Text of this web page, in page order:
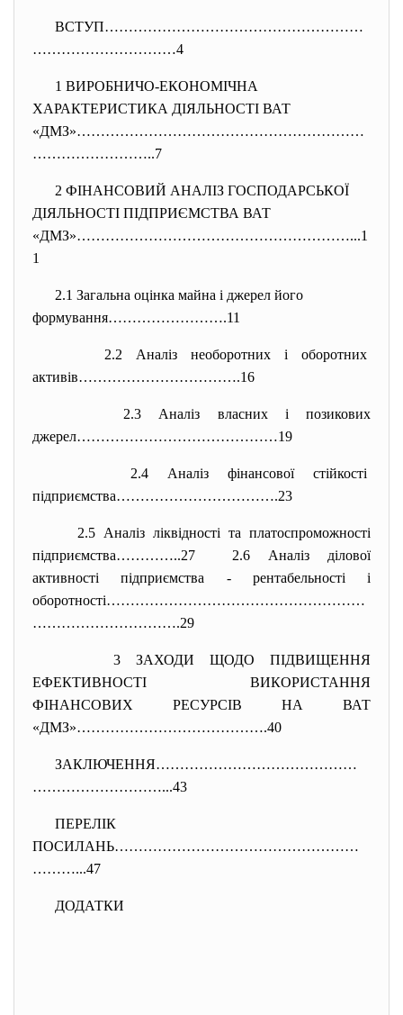
ВСТУП………………………………………………
…………………………4
1 ВИРОБНИЧО-ЕКОНОМІЧНА
ХАРАКТЕРИСТИКА ДІЯЛЬНОСТІ ВАТ
«ДМЗ»……………………………………………………
……………………..7
2 ФІНАНСОВИЙ АНАЛІЗ ГОСПОДАРСЬКОЇ
ДІЯЛЬНОСТІ ПІДПРИЄМСТВА ВАТ
«ДМЗ»…………………………………………………...1
1
2.1 Загальна оцінка майна і джерел його
формування…………………….11
2.2 Аналіз необоротних і оборотних
активів…………………………….16
2.3 Аналіз власних і позикових
джерел……………………………………19
2.4 Аналіз фінансової стійкості
підприємства…………………………….23
2.5 Аналіз ліквідності та платоспроможності
підприємства…………..27 2.6 Аналіз ділової
активності підприємства - рентабельності і
оборотності………………………………………………
………………………….29
3 ЗАХОДИ ЩОДО ПІДВИЩЕННЯ
ЕФЕКТИВНОСТІ ВИКОРИСТАННЯ
ФІНАНСОВИХ РЕСУРСІВ НА ВАТ
«ДМЗ»………………………………….40
ЗАКЛЮЧЕННЯ……………………………………
………………………...43
ПЕРЕЛІК
ПОСИЛАНЬ……………………………………………
………...47
ДОДАТКИ